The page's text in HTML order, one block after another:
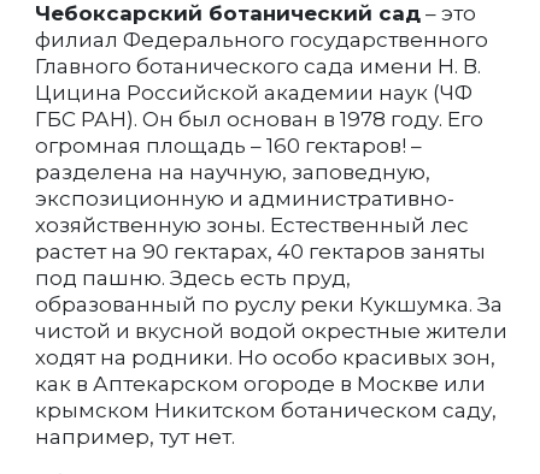
Чебоксарский ботанический сад – это
филиал Федерального государственного
Главного ботанического сада имени Н. В.
Цицина Российской академии наук (ЧФ
ГБС РАН). Он был основан в 1978 году. Его
огромная площадь – 160 гектаров! –
разделена на научную, заповедную,
экспозиционную и административно-
хозяйственную зоны. Естественный лес
растет на 90 гектарах, 40 гектаров заняты
под пашню. Здесь есть пруд,
образованный по руслу реки Кукшумка. За
чистой и вкусной водой окрестные жители
ходят на родники. Но особо красивых зон,
как в Аптекарском огороде в Москве или
крымском Никитском ботаническом саду,
например, тут нет.